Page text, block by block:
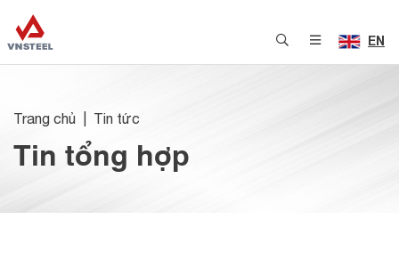
EN
Trang chủ Tin tức
Tin tổng hợp